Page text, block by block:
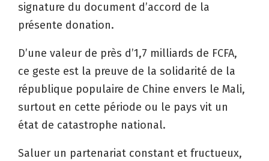
signature du document d’accord de la
présente donation.
D’une valeur de près d’1,7 milliards de FCFA,
ce geste est la preuve de la solidarité de la
république populaire de Chine envers le Mali,
surtout en cette période ou le pays vit un
état de catastrophe national.
Saluer un partenariat constant et fructueux,